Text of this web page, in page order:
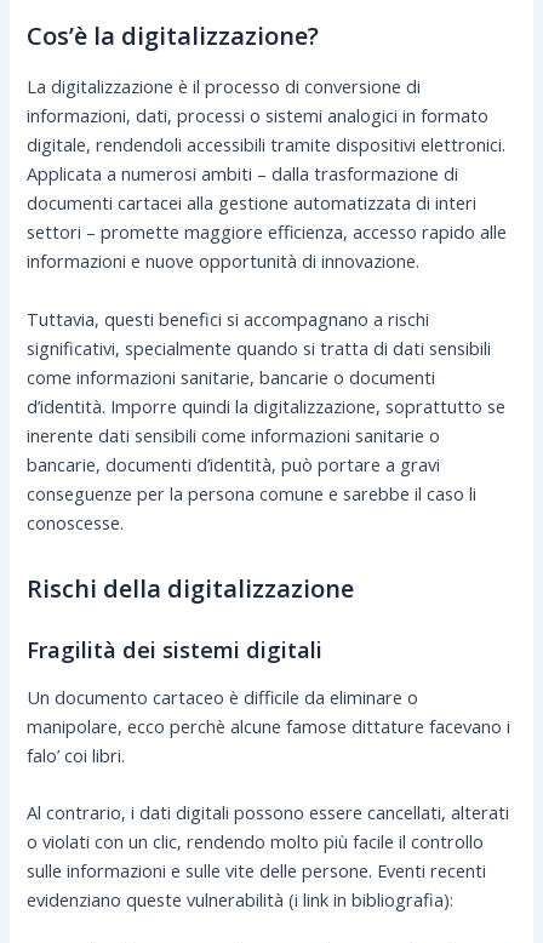
Cos’è la digitalizzazione?
La digitalizzazione è il processo di conversione di
informazioni, dati, processi o sistemi analogici in formato
digitale, rendendoli accessibili tramite dispositivi elettronici.
Applicata a numerosi ambiti – dalla trasformazione di
documenti cartacei alla gestione automatizzata di interi
settori – promette maggiore efficienza, accesso rapido alle
informazioni e nuove opportunità di innovazione.
Tuttavia, questi benefici si accompagnano a rischi
significativi, specialmente quando si tratta di dati sensibili
come informazioni sanitarie, bancarie o documenti
d’identità. Imporre quindi la digitalizzazione, soprattutto se
inerente dati sensibili come informazioni sanitarie o
bancarie, documenti d’identità, può portare a gravi
conseguenze per la persona comune e sarebbe il caso li
conoscesse.
Rischi della digitalizzazione
Fragilità dei sistemi digitali
Un documento cartaceo è difficile da eliminare o
manipolare, ecco perchè alcune famose dittature facevano i
falo’ coi libri.
Al contrario, i dati digitali possono essere cancellati, alterati
o violati con un clic, rendendo molto più facile il controllo
sulle informazioni e sulle vite delle persone. Eventi recenti
evidenziano queste vulnerabilità (i link in bibliografia):